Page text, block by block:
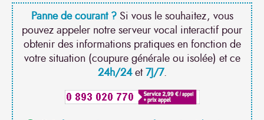
Panne de courant ?Si vous le souhaitez, vous
pouvez appeler notre serveur vocal interactif pour
obtenir des informations pratiques en fonction de
votre situation (coupure générale ou isolée) et ce
24h/24et7J/7.